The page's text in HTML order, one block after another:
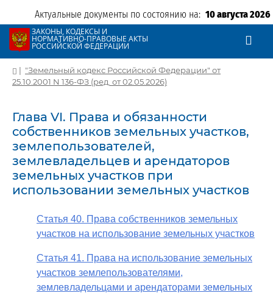
Актуальные документы по состоянию на: 10 августа 2026
ЗАКОНЫ, КОДЕКСЫ И
НОРМАТИВНО-ПРАВОВЫЕ АКТЫ
РОССИЙСКОЙ ФЕДЕРАЦИИ
| "Земельный кодекс Российской Федерации" от
25.10.2001 N 136-ФЗ (ред. от 02.05.2026)
Глава VI. Права и обязанности
собственников земельных участков,
землепользователей,
землевладельцев и арендаторов
земельных участков при
использовании земельных участков
Статья 40. Права собственников земельных
участков на использование земельных участков
Статья 41. Права на использование земельных
участков землепользователями,
землевладельцами и арендаторами земельных